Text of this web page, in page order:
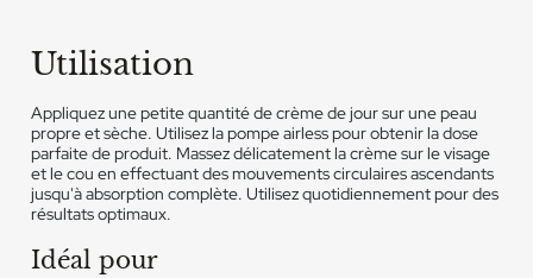
Utilisation
Appliquez une petite quantité de crème de jour sur une peau
propre et sèche. Utilisez la pompe airless pour obtenir la dose
parfaite de produit. Massez délicatement la crème sur le visage
et le cou en effectuant des mouvements circulaires ascendants
jusqu'à absorption complète. Utilisez quotidiennement pour des
résultats optimaux.
Idéal pour